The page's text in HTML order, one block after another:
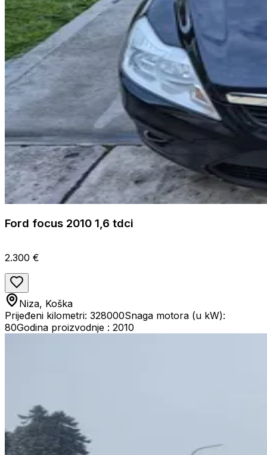
Ford focus 2010 1,6 tdci
2.300 €
Niza, Koška
Prijeđeni kilometri: 328000Snaga motora (u kW):
80Godina proizvodnje : 2010